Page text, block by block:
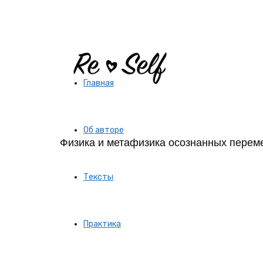
Re-
Self
Создай
Физика и метафизика осознанных
Главная
Об авторе
Тексты
Практика